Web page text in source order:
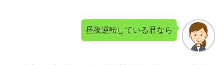
昼夜逆転している君なら